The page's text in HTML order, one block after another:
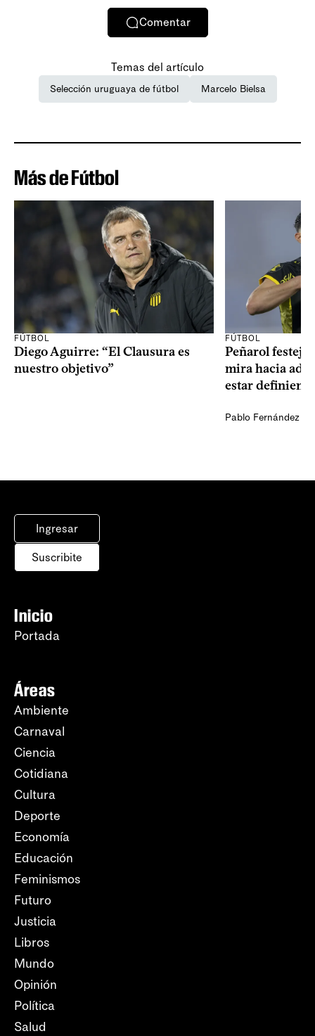
Comentar
Temas del artículo
Selección uruguaya de fútbol Marcelo Bielsa
Más de Fútbol
FÚTBOL
Diego Aguirre: “El Clausura es
nuestro objetivo”
FÚTBOL
Peñarol
mira hacia
estar
Pablo Fernández
Ingresar
Suscribite
Inicio
Portada
Áreas
Ambiente
Carnaval
Ciencia
Cotidiana
Cultura
Deporte
Economía
Educación
Feminismos
Futuro
Justicia
Libros
Mundo
Opinión
Política
Salud